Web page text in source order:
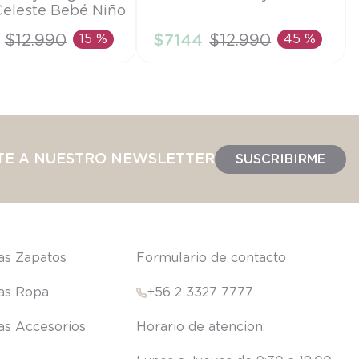
AL CARRITO
Bebé Niño
$12.990 15 % AÑADIR AL CARRITO
$7144 $12.990 45 %
A NUESTRO NEWSLETTER SUSCRIBIRME
Zapatos
Ropa
Accesorios
Formulario de contacto
+56 2 3327 7777